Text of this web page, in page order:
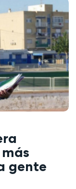
gente